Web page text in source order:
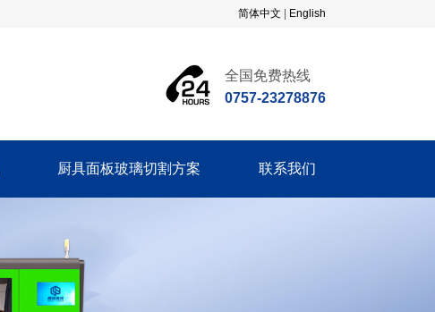
简体中文 English
全国免费热线
0757-23278876
厨具面板玻璃切割方案 联系我们